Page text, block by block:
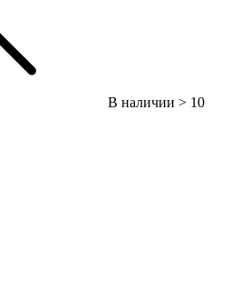
В наличии > 10